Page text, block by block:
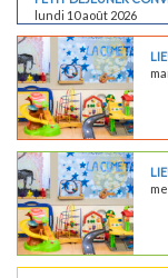
lundi 10 août 2026